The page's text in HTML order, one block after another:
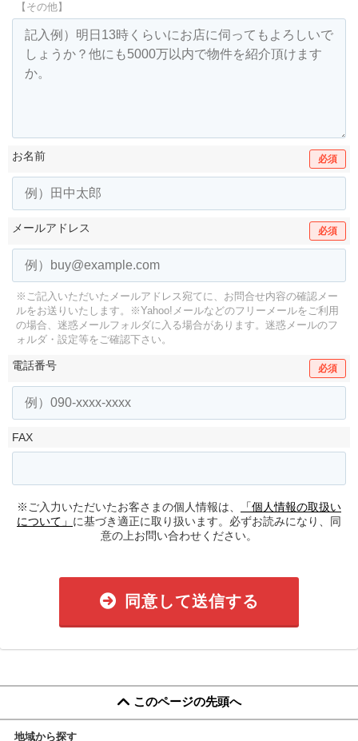
【その他】
お名前 必須
メールアドレス 必須
※ご記入いただいたメールアドレス宛てに、お問合せ内容の確認メー
ルをお送りいたします。
※Yahoo!メールなどのフリーメールをご利用
の場合、迷惑メールフォルダに入る場合があります。 迷惑メールのフ
ォルダ・設定等をご確認下さい。
電話番号 必須
FAX
※ご入力いただいたお客さまの個人情報は、
「個人情報の取扱い
について」 に基づき適正に取り扱います。必ずお読みになり、同
意の上お問い合わせください。
同意して送信する
このページの先頭へ
地域から探す